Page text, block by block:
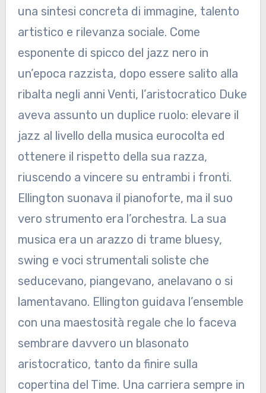
una sintesi concreta di immagine, talento
artistico e rilevanza sociale. Come
esponente di spicco del jazz nero in
un’epoca razzista, dopo essere salito alla
ribalta negli anni Venti, l’aristocratico Duke
aveva assunto un duplice ruolo: elevare il
jazz al livello della musica eurocolta ed
ottenere il rispetto della sua razza,
riuscendo a vincere su entrambi i fronti.
Ellington suonava il pianoforte, ma il suo
vero strumento era l’orchestra. La sua
musica era un arazzo di trame bluesy,
swing e voci strumentali soliste che
seducevano, piangevano, anelavano o si
lamentavano. Ellington guidava l’ensemble
con una maestosità regale che lo faceva
sembrare davvero un blasonato
aristocratico, tanto da finire sulla
copertina del Time. Una carriera sempre in